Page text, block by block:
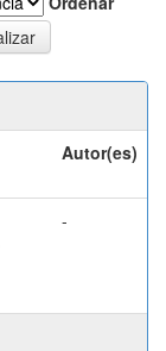
Autor(es)
-